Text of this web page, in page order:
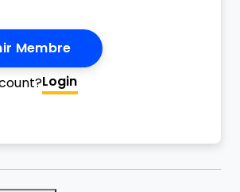
Membre
Login